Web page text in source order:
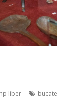
liber bucate